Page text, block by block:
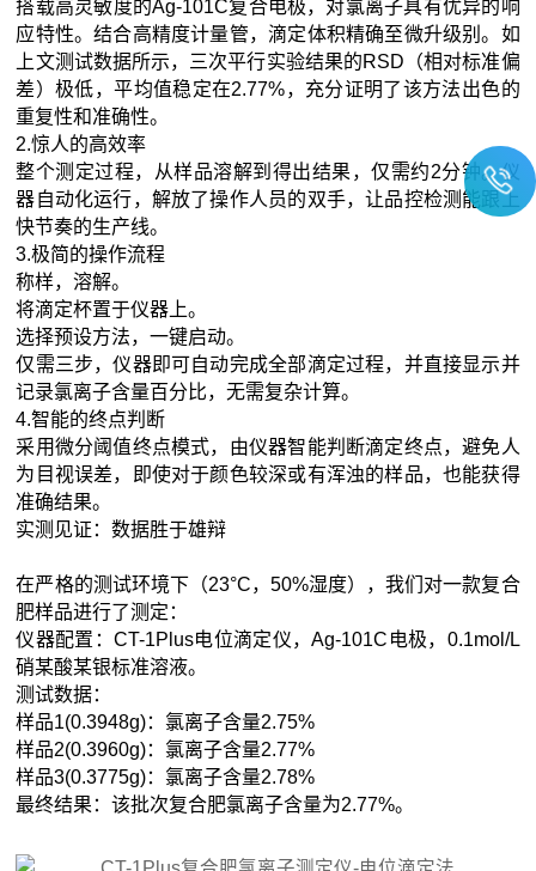
搭载高灵敏度的Ag-101C复合电极，对氯离子具有优异的响
应特性。结合高精度计量管，滴定体积精确至微升级别。如
上文测试数据所示，三次平行实验结果的RSD（相对标准偏
差）极低，平均值稳定在2.77%，充分证明了该方法出色的
重复性和准确性。
2.惊人的高效率
整个测定过程，从样品溶解到得出结果，仅需约2分钟。仪
器自动化运行，解放了操作人员的双手，让品控检测能跟上
快节奏的生产线。
3.极简的操作流程
称样，溶解。
将滴定杯置于仪器上。
选择预设方法，一键启动。
仅需三步，仪器即可自动完成全部滴定过程，并直接显示并
记录氯离子含量百分比，无需复杂计算。
4.智能的终点判断
采用微分阈值终点模式，由仪器智能判断滴定终点，避免人
为目视误差，即使对于颜色较深或有浑浊的样品，也能获得
准确结果。
实测见证：数据胜于雄辩
在严格的测试环境下（23°C，50%湿度），我们对一款复合
肥样品进行了测定：
仪器配置：CT-1Plus电位滴定仪，Ag-101C电极，0.1mol/L
硝某酸某银标准溶液。
测试数据：
样品1(0.3948g)：氯离子含量2.75%
样品2(0.3960g)：氯离子含量2.77%
样品3(0.3775g)：氯离子含量2.78%
最终结果：该批次复合肥氯离子含量为2.77%。